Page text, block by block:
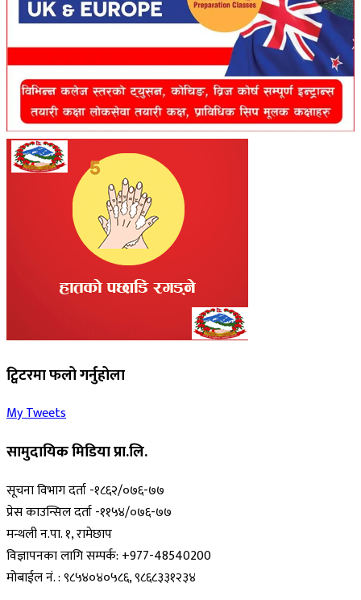
ट्विटरमा फलो गर्नुहोला
My Tweets
सामुदायिक मिडिया प्रा.लि.
सूचना विभाग दर्ता -१८६२/०७६-७७
प्रेस काउन्सिल दर्ता -११५४/०७६-७७
मन्थली न.पा. १, रामेछाप
विज्ञापनका लागि सम्पर्क: +977-48540200
मोबाईल नं. : ९८५४०४०५८६, ९८६८३३१२३४